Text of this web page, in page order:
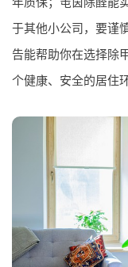
于其他小公司，要谨
告能帮助你在选择除
个健康、安全的居住